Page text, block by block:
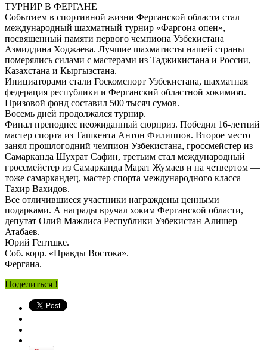
ТУРНИР В ФЕРГАНЕ
Событием в спортивной жизни Ферганской области стал
международный шахматный турнир «Фаргона опен»,
посвященный памяти первого чемпиона Узбекистана
Азмиддина Ходжаева. Лучшие шахматисты нашей страны
померялись силами с мастерами из Таджикистана и России,
Казахстана и Кыргызстана.
Инициаторами стали Госкомспорт Узбекистана, шахматная
федерация республики и Ферганский областной хокимият.
Призовой фонд составил 500 тысяч сумов.
Восемь дней продолжался турнир.
Финал преподнес неожиданный сюрприз. Победил 16-летний
мастер спорта из Ташкента Антон Филиппов. Второе место
занял прошлогодний чемпион Узбекистана, гроссмейстер из
Самарканда Шухрат Сафин, третьим стал международный
гроссмейстер из Самарканда Марат Жумаев и на четвертом —
тоже самаркандец, мастер спорта международного класса
Тахир Вахидов.
Все отличившиеся участники награждены ценными
подарками. А награды вручал хоким Ферганской области,
депутат Олий Мажлиса Республики Узбекистан Алишер
Атабаев.
Юрий Гентшке.
Соб. корр. «Правды Востока».
Фергана.
Поделиться !